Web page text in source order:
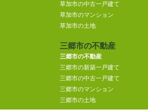
草加市の中古一戸建て
草加市のマンション
草加市の土地
三郷市の不動産
三郷市の不動産
三郷市の新築一戸建て
三郷市の中古一戸建て
三郷市のマンション
三郷市の土地